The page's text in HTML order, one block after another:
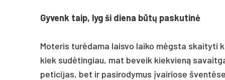
Gy­venk taip, lyg ši die­na būtų pa­sku­tinė
Mo­te­ris turė­da­ma lais­vo lai­ko mėgsta skai­ty­ti
kiek su­dėtin­giau, mat be­veik kiek­vieną
pe­ti­ci­jas, bet ir pa­si­ro­dy­mus įvai­rio­se